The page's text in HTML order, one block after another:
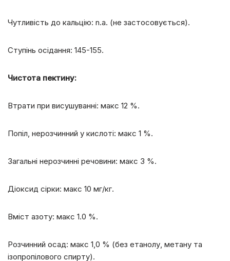
Чутливість до кальцію: n.a. (не застосовується).
Ступінь осідання: 145-155.
Чистота пектину:
Втрати при висушуванні: макс 12 %.
Попіл, нерозчинний у кислоті: макс 1 %.
Загальні нерозчинні речовини: макс 3 %.
Діоксид сірки: макс 10 мг/кг.
Вміст азоту: макс 1.0 %.
Розчинний осад: макс 1,0 % (без етанолу, метану та
ізопропілового спирту).